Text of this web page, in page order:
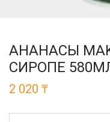
АНАНАСЫ
СИРОПЕ
2 020 ₸